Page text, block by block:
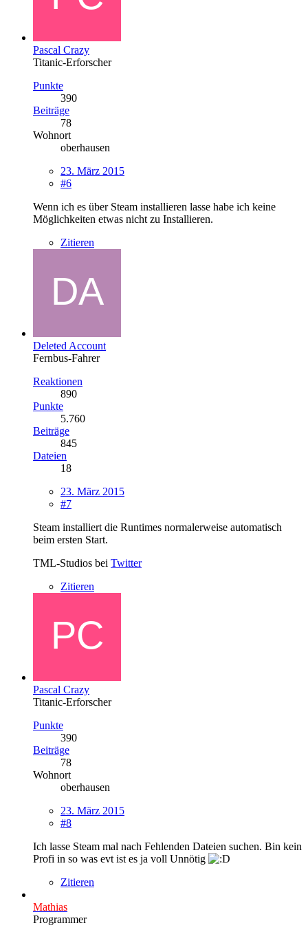
Pascal Crazy
Titanic-Erforscher
Punkte
390
Beiträge
78
Wohnort
oberhausen
23. März 2015
#6
Wenn ich es über Steam installieren lasse habe ich keine
Möglichkeiten etwas nicht zu Installieren.
Zitieren
Deleted Account
Fernbus-Fahrer
Reaktionen
890
Punkte
5.760
Beiträge
845
Dateien
18
23. März 2015
#7
Steam installiert die Runtimes normalerweise automatisch
beim ersten Start.
TML-Studios bei Twitter
Zitieren
Pascal Crazy
Titanic-Erforscher
Punkte
390
Beiträge
78
Wohnort
oberhausen
23. März 2015
#8
Ich lasse Steam mal nach Fehlenden Dateien suchen. Bin kein
Profi in so was evt ist es ja voll Unnötig
Zitieren
Mathias
Programmer